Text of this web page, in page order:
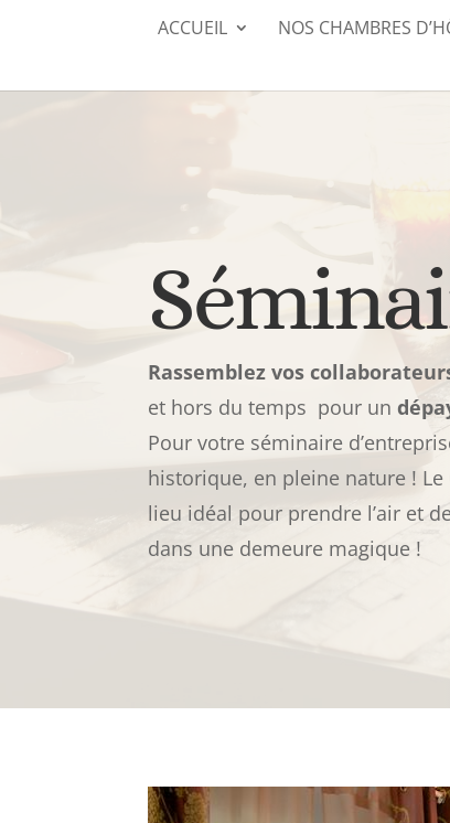
ACCUEIL NOS CHAMBRES
Rassemblez vos
et hors du temps pour un
Pour votre séminaire
historique, en pleine nature ! Le
lieu idéal pour prendre l’air et
dans une demeure magique !